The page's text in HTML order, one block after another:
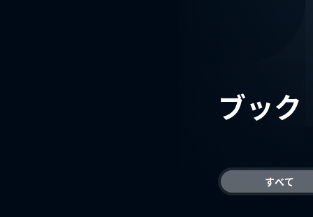
ブック
すべて